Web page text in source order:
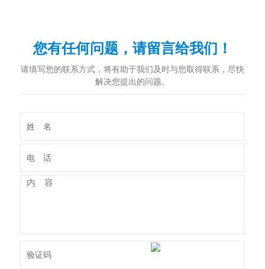
您有任何问题，请留言给我们！
请填写您的联系方式，将有助于我们及时与您取得联系，尽快
解决您提出的问题。